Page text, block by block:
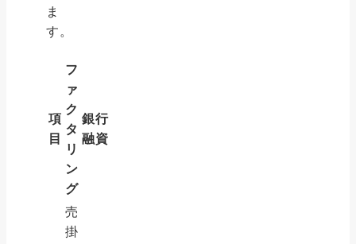
ま
す。
項
目
フ
ァ
ク
タ
リ
ン
グ
銀行
融資
売
掛